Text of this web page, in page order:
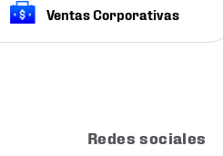
Ventas Corporativas
Redes sociales